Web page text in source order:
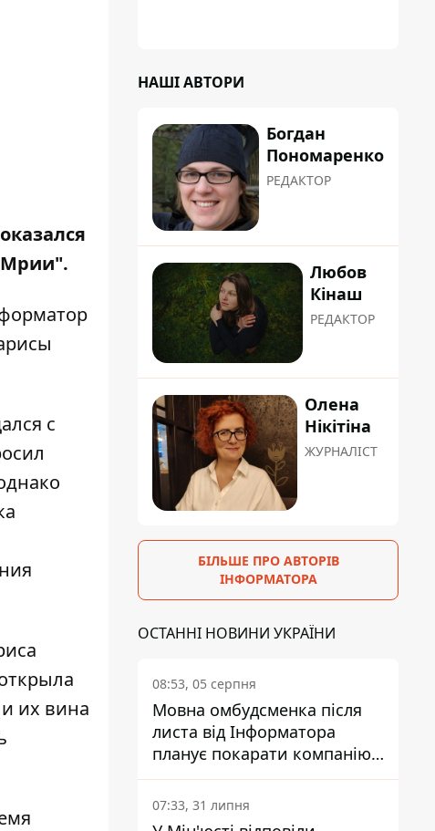
с
их вина
НАШІ АВТОРИ
Богдан
Пономаренко
РЕДАКТОР
Любов
Кінаш
РЕДАКТОР
Олена
Нікітіна
ЖУРНАЛІСТ
БІЛЬШЕ ПРО АВТОРІВ
ІНФОРМАТОРА
ОСТАННІ НОВИНИ УКРАЇНИ
08:53, 05 серпня
Мовна омбудсменка після
листа від Інформатора
планує покарати компанію-
підрядника ПриватБанку
07:33, 31 липня